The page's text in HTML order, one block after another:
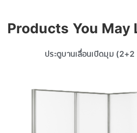
Products You May
ประตูบานเลื่อนเปิดมุม (2+2